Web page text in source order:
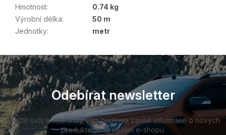
Hmotnost:
0.74 kg
Výrobní délka:
50 m
Jednotky: metr
Z
á
p
a
t
í
Odebírat newsletter
Vložte svůj e-mail a my vám budeme zasílat informace o nových
produktech na našem e-shopu.